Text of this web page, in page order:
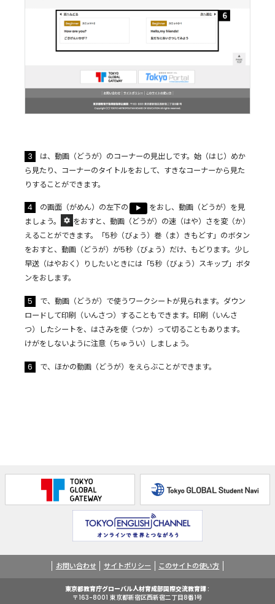
3
は、動画（どうが）のコーナーの見出しです。始（はじ）めか
ら見たり、コーナーのタイトルをおして、すきなコーナーから見た
りすることができます。
4 の画面（がめん）の左下の ▶︎
をおし、動画（どうが）を見
ましょう。
をおすと、動画（どうが）の速（はや）さを変（か）
えることができます。「5秒（びょう）巻（ま）きもどす」のボタン
をおすと、動画（どうが）が5秒（びょう）だけ、もどります。少し
早送（はやおく）りしたいときには「5秒（びょう）スキップ」ボタ
ンをおします。
5
で、動画（どうが）で使うワークシートが見られます。ダウン
ロードして印刷（いんさつ）することもできます。印刷（いんさ
つ）したシートを、はさみを使（つか）って切ることもあります。
けがをしないように注意（ちゅうい）しましょう。
6 で、ほかの動画（どうが）をえらぶことができます。
お問い合わせ サイトポリシー このサイトの使い方
東京都教育庁グローバル人材育成部国際交流教育課
〒163-8001 東京都新宿区⻄新宿二丁目8番1号